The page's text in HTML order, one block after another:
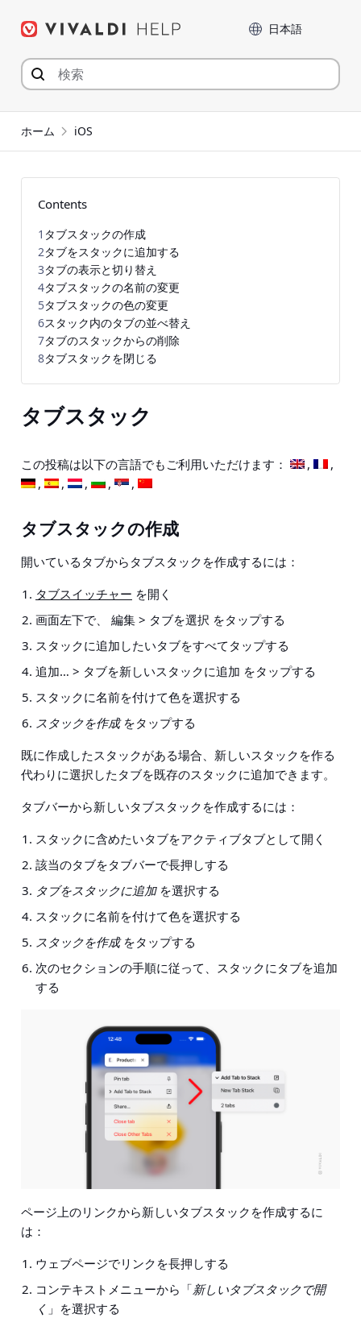
言語
ホーム iOS
タブスタック
この投稿は以下の言語でもご利用いただけます：
タブスタックの作成
開いているタブからタブスタックを作成するには：
タブスイッチャー を開く
画面左下で、 編集 > タブを選択 をタップする
スタックに追加したいタブをすべてタップする
追加… > タブを新しいスタックに追加 をタップする
スタックに名前を付けて色を選択する
スタックを作成をタップする
既に作成したスタックがある場合、新しいスタックを作る
代わりに選択したタブを既存のスタックに追加できます。
タブバーから新しいタブスタックを作成するには：
スタックに含めたいタブをアクティブタブとして開く
該当のタブをタブバーで長押しする
タブをスタックに追加を選択する
スタックに名前を付けて色を選択する
スタックを作成をタップする
次のセクションの手順に従って、スタックにタブを追加
する
ページ上のリンクから新しいタブスタックを作成するに
は：
ウェブページでリンクを長押しする
コンテキストメニューから「新しいタブスタックで開
く 」を選択する
Contents
1 タブスタックの作成
2タブをスタックに追加する
3タブの表示と切り替え
4タブスタックの名前の変更
5タブスタックの色の変更
6スタック内のタブの並べ替え
7タブのスタックからの削除
8タブスタックを閉じる